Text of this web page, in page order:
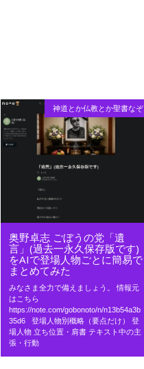
神道とか仏教とか聖書なぞ
奥野卓志 ごぼうの党「遺
言」(過去一永久保存版です)
をAIで登場人物ごとに簡易で
まとめてみた
みなさま全力で備えましょう。 情報元
はこちら
https://note.com/gobonoto/n/n13b54a3b
35d6 登場人物別概略（要点だけ） 登
場人物 立ち位置・肩書 テキスト中の主
張・行動